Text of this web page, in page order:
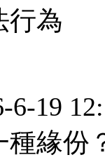
行為
6-19
緣份